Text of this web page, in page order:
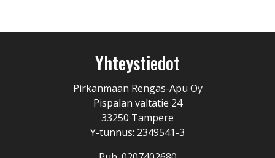
Yhteystiedot
Pirkanmaan Rengas-Apu Oy
Pispalan valtatie 24
33250 Tampere
Y-tunnus: 2349541-3